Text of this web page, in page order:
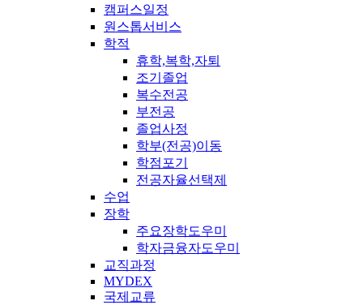
캠퍼스일정
원스톱서비스
학적
휴학,복학,자퇴
조기졸업
복수전공
부전공
졸업사정
학부(전공)이동
학점포기
전공자율선택제
수업
장학
주요장학도우미
학자금융자도우미
교직과정
MYDEX
국제교류